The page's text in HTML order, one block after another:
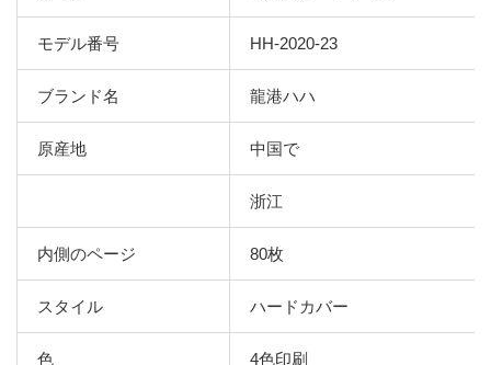
モデル番号 HH-2020-23
ブランド名 龍港ハハ
原産地 中国で
浙江
内側のページ 80枚
スタイル ハードカバー
色 4色印刷